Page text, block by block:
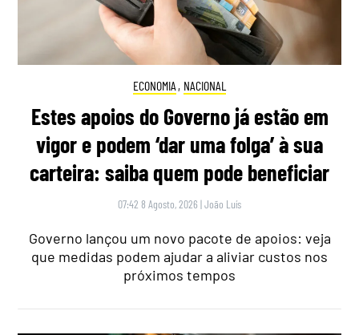
ECONOMIA , NACIONAL
Estes apoios do Governo já estão em
vigor e podem ‘dar uma folga’ à sua
carteira: saiba quem pode beneficiar
07:42 8 Agosto, 2026 |João Luís
Governo lançou um novo pacote de apoios: veja
que medidas podem ajudar a aliviar custos nos
próximos tempos